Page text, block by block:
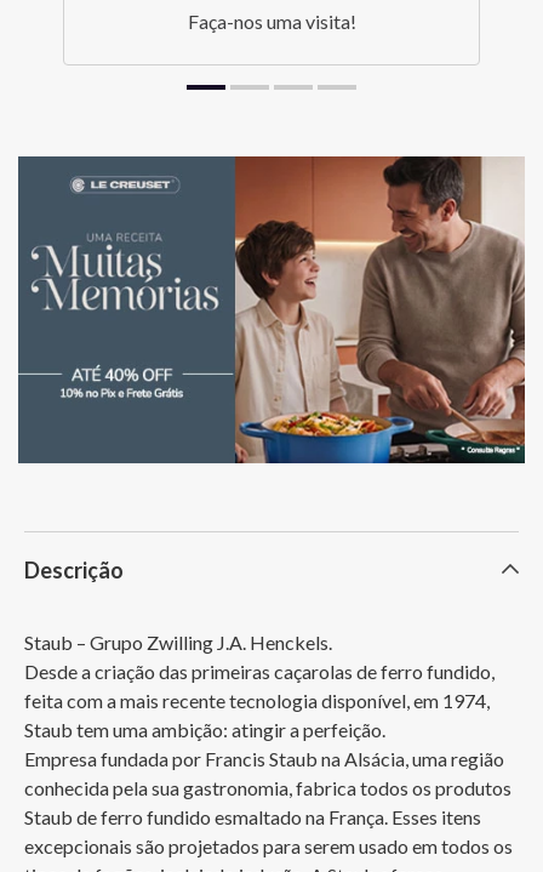
Faça-nos uma visita!
Descrição
Staub – Grupo Zwilling J.A. Henckels.
Desde a criação das primeiras caçarolas de ferro fundido,
feita com a mais recente tecnologia disponível, em 1974,
Staub tem uma ambição: atingir a perfeição.
Empresa fundada por Francis Staub na Alsácia, uma região
conhecida pela sua gastronomia, fabrica todos os produtos
Staub de ferro fundido esmaltado na França. Esses itens
excepcionais são projetados para serem usado em todos os